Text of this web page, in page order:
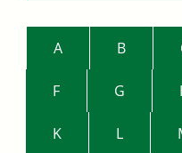
A B
F G
K L